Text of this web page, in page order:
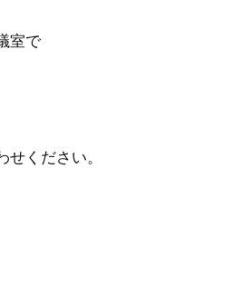
室で
ください。